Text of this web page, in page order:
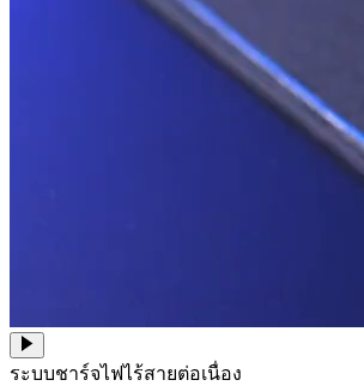
ระบบชาร์จไฟไร้สายต่อเนื่อง